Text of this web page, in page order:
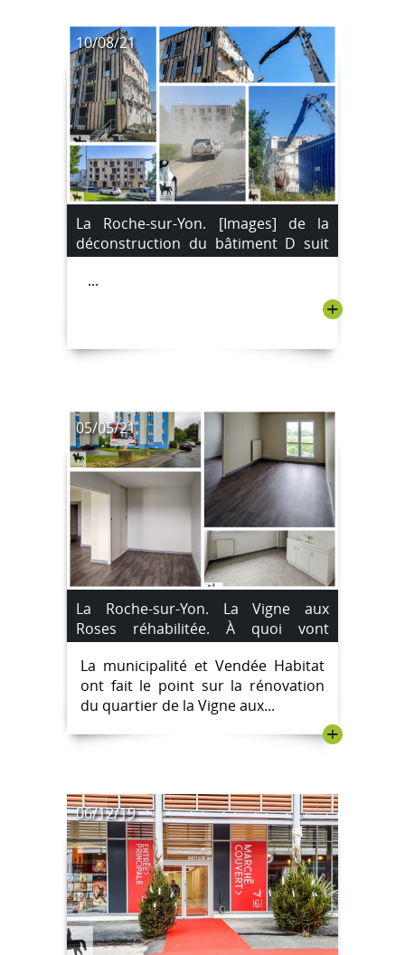
10/08/21
La Roche-sur-Yon. [Images] de la
déconstruction du bâtiment D suit
son cours.
...
+
05/05/21
La Roche-sur-Yon. La Vigne aux
Roses réhabilitée. À quoi vont
ressembler les logements rénovés ?
La municipalité et Vendée Habitat
ont fait le point sur la rénovation
du quartier de la Vigne aux...
+
06/12/19